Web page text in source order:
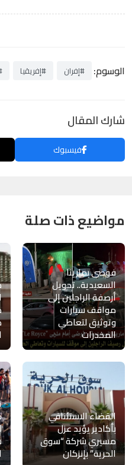
الوسوم: #إفران #إفريقيا
شارك المقال
فيسبوك
مواضيع ذات صلة
فوضى بمارينا
السعيدية.. تحويل
أرصفة الراجلين إلى
مواقف سيارات
وتوثيق لتعاطي
المخدرات
القضاء الاستئنافي
بأكادير يؤيد عزل
مسيري شركة “سوق
الحرية” بإنزكان